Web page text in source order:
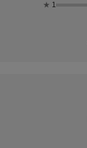
★ 1